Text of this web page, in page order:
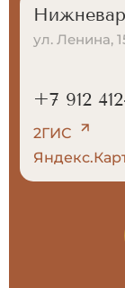
ул. Ленина,
+7 912
2ГИС